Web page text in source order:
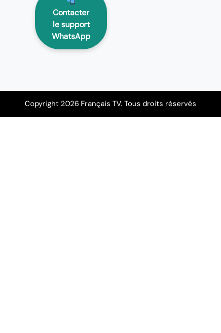
Contacter
le support
WhatsApp
Copyright 2026 Français TV. Tous droits réservés